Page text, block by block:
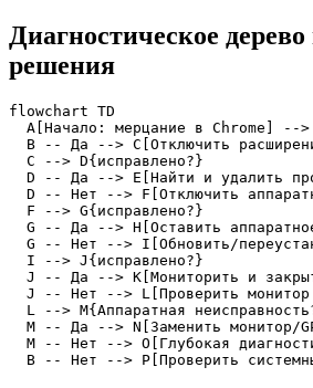
Диагностическое
решения
flowchart TD
A[Начало: мерцание в Chrome] --
B -- Да --> C[Отключить
  C --> D{исправлено?}
D -- Да --> E[Найти и удалить
D -- Нет --> F[Отключить
  F --> G{исправлено?}
G -- Да --> H[Оставить
G -- Нет --> I[Обновить/
  I --> J{исправлено?}
J -- Да --> K[Мониторить и
J -- Нет --> L[Проверить
L --> M{Аппаратная
M -- Да --> N[Заменить монитор/
M -- Нет --> O[Глубокая
B -- Нет --> P[Проверить